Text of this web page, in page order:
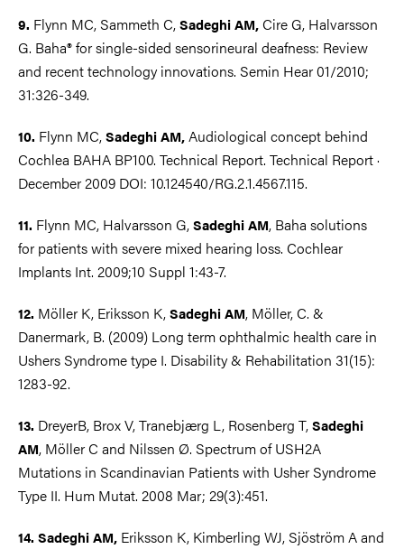
9. Flynn MC, Sammeth C,Sadeghi AM,Cire G, Halvarsson
G. Baha® for single-sided sensorineural deafness: Review
and recent technology innovations. Semin Hear 01/2010;
31:326-349.
10. Flynn MC,Sadeghi AM,Audiological concept behind
Cochlea BAHA BP100. Technical Report. Technical Report ·
December 2009 DOI: 10.124540/RG.2.1.4567.115.
11. Flynn MC, Halvarsson G,Sadeghi AM, Baha solutions
for patients with severe mixed hearing loss. Cochlear
Implants Int. 2009;10 Suppl 1:43-7.
12. Möller K, Eriksson K,Sadeghi AM, Möller, C. &
Danermark, B. (2009) Long term ophthalmic health care in
Ushers Syndrome type I. Disability & Rehabilitation 31(15):
1283-92.
13. DreyerB, Brox V, Tranebjærg L, Rosenberg T,Sadeghi
AM, Möller C and Nilssen Ø. Spectrum of USH2A
Mutations in Scandinavian Patients with Usher Syndrome
Type II. Hum Mutat. 2008 Mar; 29(3):451.
14. Sadeghi AM, Eriksson K, Kimberling WJ, Sjöström A and